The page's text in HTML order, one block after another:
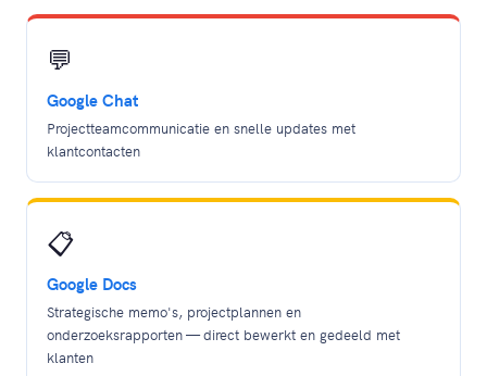
💬
Google Chat
Projectteamcommunicatie en snelle updates met
klantcontacten
📋
Google Docs
Strategische memo's, projectplannen en
onderzoeksrapporten — direct bewerkt en gedeeld met
klanten